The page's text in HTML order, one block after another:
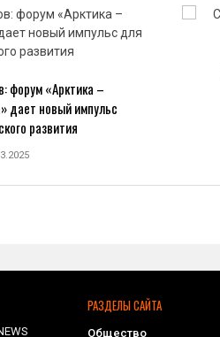
форум «Арктика –
дает новый импульс
развития
РАЗДЕЛЫ САЙТА
Общество